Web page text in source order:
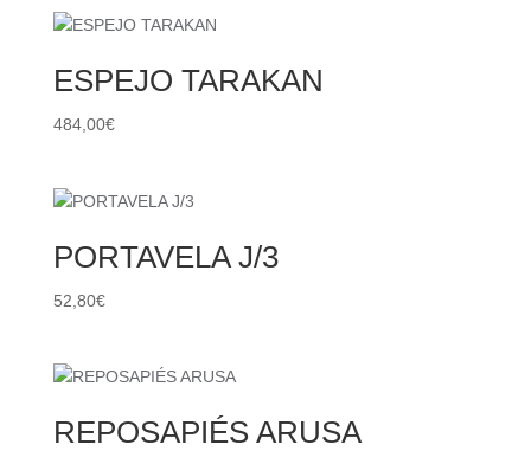
ESPEJO TARAKAN
484,00€
PORTAVELA J/3
52,80€
REPOSAPIÉS ARUSA